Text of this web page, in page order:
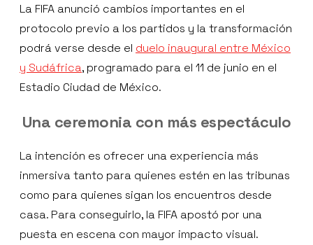
La FIFA anunció cambios importantes en el
protocolo previo a los partidos y la transformación
podrá verse desde el duelo inaugural entre México
y Sudáfrica, programado para el 11 de junio en el
Estadio Ciudad de México.
Una ceremonia con más espectáculo
La intención es ofrecer una experiencia más
inmersiva tanto para quienes estén en las tribunas
como para quienes sigan los encuentros desde
casa. Para conseguirlo, la FIFA apostó por una
puesta en escena con mayor impacto visual.